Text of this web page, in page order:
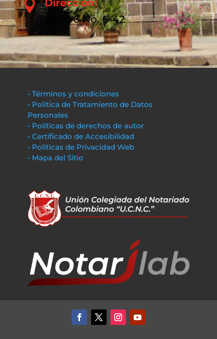
 Dirección:
Calle 6 No. 6-42
• Términos y condiciones
• Política de Tratamiento de Datos
Personales
• Políticas de derechos de autor
• Certificado de Accesibilidad
• Políticas de Privacidad Web
• Mapa del Sitio